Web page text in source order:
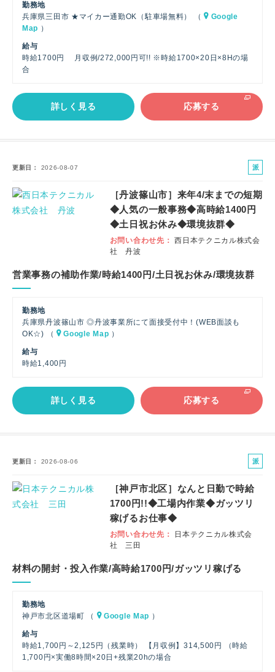
勤務地
兵庫県三田市 ★マイカー通勤OK（駐車場無料） （
Google
Map ）
給与
時給1700円 月収例/272,000円可!! ※時給1700×20日×8Hの場
合
詳しく見る 応募する
更新日 2026-08-07
派
社
員
［丹波篠山市］来年4/末までの短期
◆人気の一般事務◆高時給1400円
◆土日祝お休み◆環境抜群◆
お問い合わせ先
西日本テクニカル株式会
社 丹波
営業事務の補助作業/時給1400円/土日祝お休み/環境抜群
勤務地
兵庫県丹波篠山市 ◎丹波事業所にて面接受付中！(WEB面談も
OK☆) （
Google Map ）
給与
時給1,400円
詳しく見る 応募する
更新日 2026-08-06
派
社
［神戸市北区］なんと日勤で時給
1700円!!◆工場内作業◆ガッツリ
稼げるお仕事◆
お問い合わせ先
日本テクニカル株式会
社 三田
材料の開封・投入作業/高時給1700円/ガッツリ稼げる
勤務地
神戸市北区道場町 （
Google Map ）
給与
時給1,700円～2,125円（残業時） 【月収例】314,500円 （時給
1,700円×実働8時間×20日+残業20hの場合